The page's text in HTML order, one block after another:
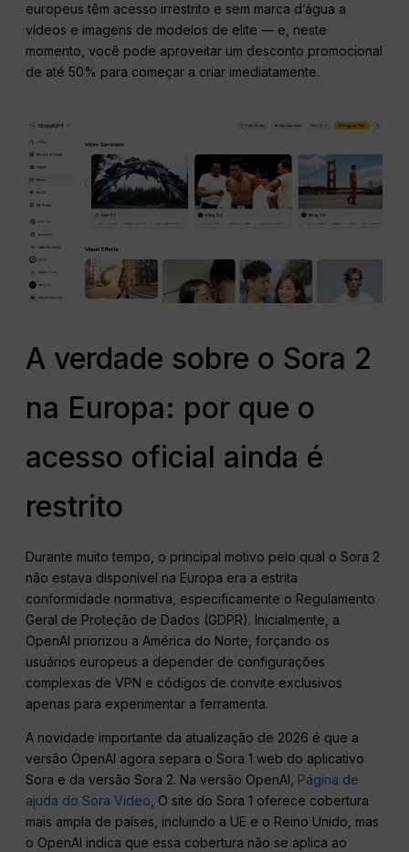
europeus têm acesso irrestrito e sem marca d’água a
vídeos e imagens de modelos de elite — e, neste
momento, você pode aproveitar um desconto promocional
de até 50% para começar a criar imediatamente.
A verdade sobre o Sora 2
na Europa: por que o
acesso oficial ainda é
restrito
Durante muito tempo, o principal motivo pelo qual o Sora 2
não estava disponível na Europa era a estrita
conformidade normativa, especificamente o Regulamento
Geral de Proteção de Dados (GDPR). Inicialmente, a
OpenAI priorizou a América do Norte, forçando os
usuários europeus a depender de configurações
complexas de VPN e códigos de convite exclusivos
apenas para experimentar a ferramenta.
A novidade importante da atualização de 2026 é que a
versão OpenAI agora separa o Sora 1 web do aplicativo
Sora e da versão Sora 2. Na versão OpenAI, Página de
ajuda do Sora Video , O site do Sora 1 oferece cobertura
mais ampla de países, incluindo a UE e o Reino Unido, mas
o OpenAI indica que essa cobertura não se aplica ao